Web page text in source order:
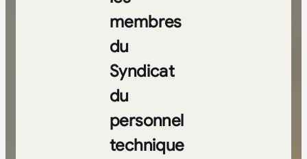
membres
du
Syndicat
du
personnel
technique